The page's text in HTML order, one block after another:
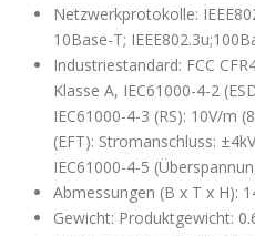
Netzwerkprotokolle:
10Base-T;
Industriestandard: FCC
Klasse A, IEC61000-4-2
IEC61000-4-3 (RS): 10V/m
(EFT): Stromanschluss:
IEC61000-4-5
Abmessungen (B x T x H):
Gewicht: Produktgewicht: